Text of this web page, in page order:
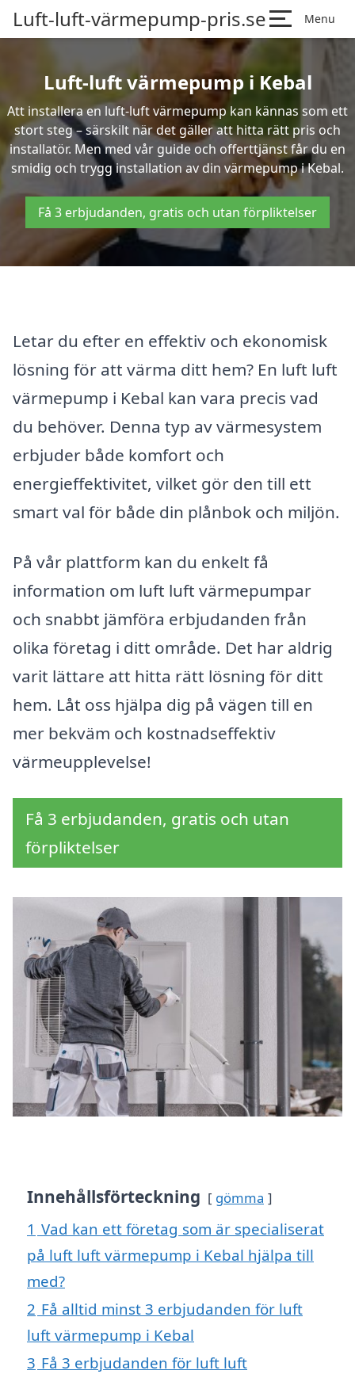
Luft-luft-värmepump-pris.se Menu
Luft-luft värmepump i Kebal
Att installera en luft-luft värmepump kan kännas som ett
stort steg – särskilt när det gäller att hitta rätt pris och
installatör. Men med vår guide och offerttjänst får du en
smidig och trygg installation av din värmepump i Kebal.
Få 3 erbjudanden, gratis och utan förpliktelser
Letar du efter en effektiv och ekonomisk
lösning för att värma ditt hem? En luft luft
värmepump i Kebal kan vara precis vad
du behöver. Denna typ av värmesystem
erbjuder både komfort och
energieffektivitet, vilket gör den till ett
smart val för både din plånbok och miljön.
På vår plattform kan du enkelt få
information om luft luft värmepumpar
och snabbt jämföra erbjudanden från
olika företag i ditt område. Det har aldrig
varit lättare att hitta rätt lösning för ditt
hem. Låt oss hjälpa dig på vägen till en
mer bekväm och kostnadseffektiv
värmeupplevelse!
Få 3 erbjudanden, gratis och utan
förpliktelser
Innehållsförteckning gömma
1 Vad kan ett företag som är specialiserat
på luft luft värmepump i Kebal hjälpa till
med?
2 Få alltid minst 3 erbjudanden för luft
luft värmepump i Kebal
3 Få 3 erbjudanden för luft luft